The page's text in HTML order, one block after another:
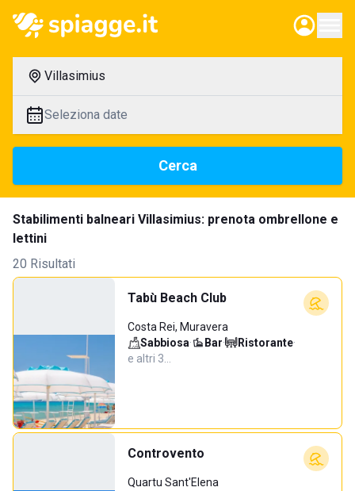
Villasimius
Seleziona date
Cerca
Stabilimenti balneari Villasimius: prenota ombrellone e
lettini
20 Risultati
Tabù Beach Club
Costa Rei, Muravera
Sabbiosa· Bar· Ristorante·
e altri 3…
Controvento
Quartu Sant'Elena